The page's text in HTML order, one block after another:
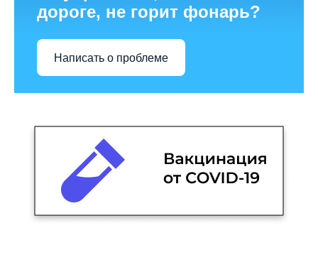
дороге, не горит фонарь?
Написать о проблеме